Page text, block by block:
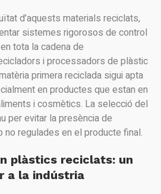
d’aquests materials reciclats,
sistemes rigorosos de control
tota la cadena de
i processadors de plàstic
primera reciclada sigui apta
en productes que estan en
i cosmètics. La selecció del
per evitar la presència de
regulades en el producte final.
plàstics reciclats: un
a la indústria